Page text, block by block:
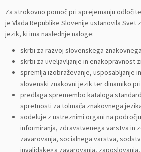
Za strokovno pomoč pri sprejemanju
je Vlada Republike Slovenije ustanovila Svet
jezik, ki ima naslednje naloge:
skrbi za razvoj slovenskega
skrbi za uveljavljanje in enakopravnost
spremlja izobraževanje, usposabljanje
slovenski znakovni jezik ter dinamiko
predlaga spremembo kataloga
spretnosti za tolmača znakovnega
sodeluje z ustreznimi organi na
informiranja, zdravstvenega varstva in
zavarovanja, socialnega varstva,
invalidskega zavarovanja,